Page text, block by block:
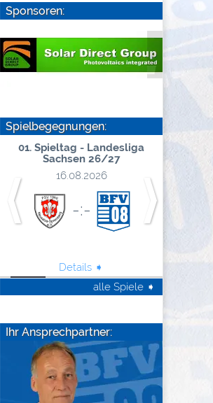
Sponsoren:
Spielbegegnungen:
01. Spieltag - Landesliga
Sachsen 26/27
16.08.2026
-:-
Details ➧
02.
⟨ ⟩
alle Spiele ➧
Ihr Ansprechpartner: